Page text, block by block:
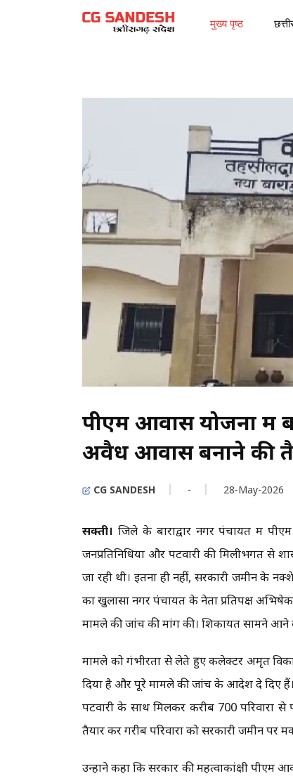
मुख्य पृष्ठ
पीएम आवास योजना में
अवैध आवास बनाने की
CG SANDESH - 28-May-2026
सक्ती। जिले के बाराद्वार नगर पंचायत में
जनप्रतिनिधियों और पटवारी की मिलीभगत से
जा रही थी। इतना ही नहीं, सरकारी जमीन के
का खुलासा नगर पंचायत के नेता प्रतिपक्ष
मामले की जांच की मांग की। शिकायत सामने आने
मामले को गंभीरता से लेते हुए कलेक्टर अमृत
दिया है और पूरे मामले की जांच के आदेश दे दिए हैं।
पटवारी के साथ मिलकर करीब 700 परिवारों
तैयार कर गरीब परिवारों को सरकारी जमीन पर
उन्होंने कहा कि सरकार की महत्वाकांक्षी पीएम